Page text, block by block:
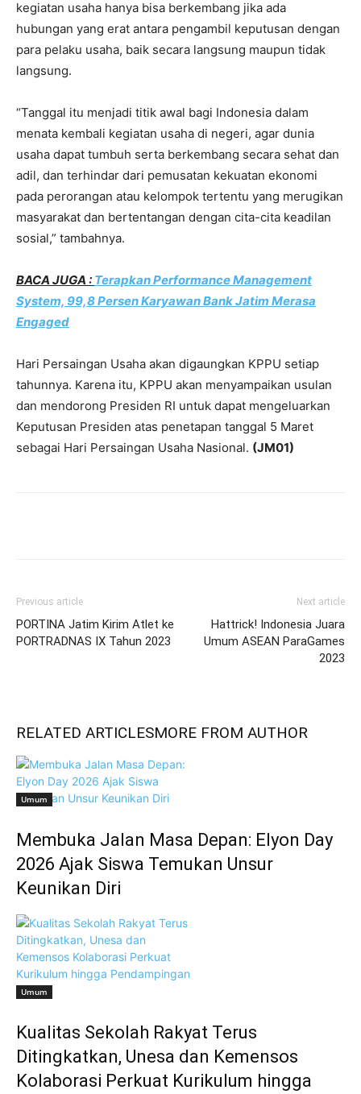
kegiatan usaha hanya bisa berkembang jika ada
hubungan yang erat antara pengambil keputusan dengan
para pelaku usaha, baik secara langsung maupun tidak
langsung.
“Tanggal itu menjadi titik awal bagi Indonesia dalam
menata kembali kegiatan usaha di negeri, agar dunia
usaha dapat tumbuh serta berkembang secara sehat dan
adil, dan terhindar dari pemusatan kekuatan ekonomi
pada perorangan atau kelompok tertentu yang merugikan
masyarakat dan bertentangan dengan cita-cita keadilan
sosial,” tambahnya.
BACA JUGA : Terapkan Performance Management
System, 99,8 Persen Karyawan Bank Jatim Merasa
Engaged
Hari Persaingan Usaha akan digaungkan KPPU setiap
tahunnya. Karena itu, KPPU akan menyampaikan usulan
dan mendorong Presiden RI untuk dapat mengeluarkan
Keputusan Presiden atas penetapan tanggal 5 Maret
sebagai Hari Persaingan Usaha Nasional. (JM01)
Previous article
PORTINA Jatim Kirim Atlet ke
PORTRADNAS IX Tahun 2023
Next article
Hattrick! Indonesia Juara
Umum ASEAN ParaGames
2023
RELATED ARTICLESMORE FROM AUTHOR
Umum
Membuka Jalan Masa Depan: Elyon Day
2026 Ajak Siswa Temukan Unsur
Keunikan Diri
Umum
Kualitas Sekolah Rakyat Terus
Ditingkatkan, Unesa dan Kemensos
Kolaborasi Perkuat Kurikulum hingga